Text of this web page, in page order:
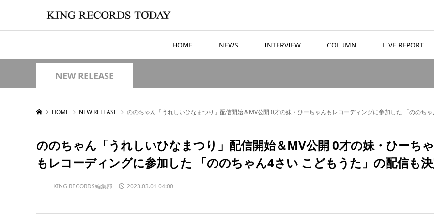
HOME NEWS INTERVIEW COLUMN LIVE REPORT
NEW RELEASE
HOME NEW RELEASE ののちゃん「うれしいひなまつり」配信開始＆MV公開 0才の妹・ひーちゃんもレコーディングに参加した 「ののち
ののちゃん「うれしいひなまつり」配信開始＆MV公開 0才の妹・ひーち
もレコーディングに参加した 「ののちゃん4さい こどもうた」の配信も
KING RECORDS編集部 2023.03.01 04:00